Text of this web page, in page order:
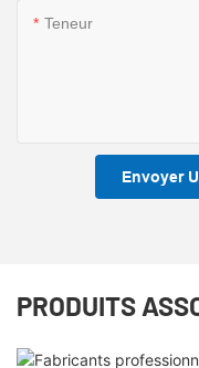
Teneur
Envoyer
PRODUITS